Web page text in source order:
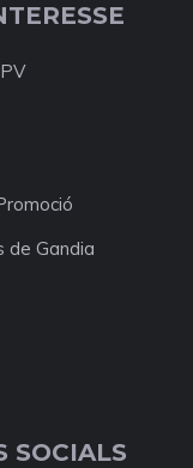
de Gandia
SOCIALS